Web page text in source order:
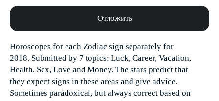
Отложить
Horoscopes for each Zodiac sign separately for
2018. Submitted by 7 topics: Luck, Career, Vacation,
Health, Sex, Love and Money. The stars predict that
they expect signs in these areas and give advice.
Sometimes paradoxical, but always correct based on